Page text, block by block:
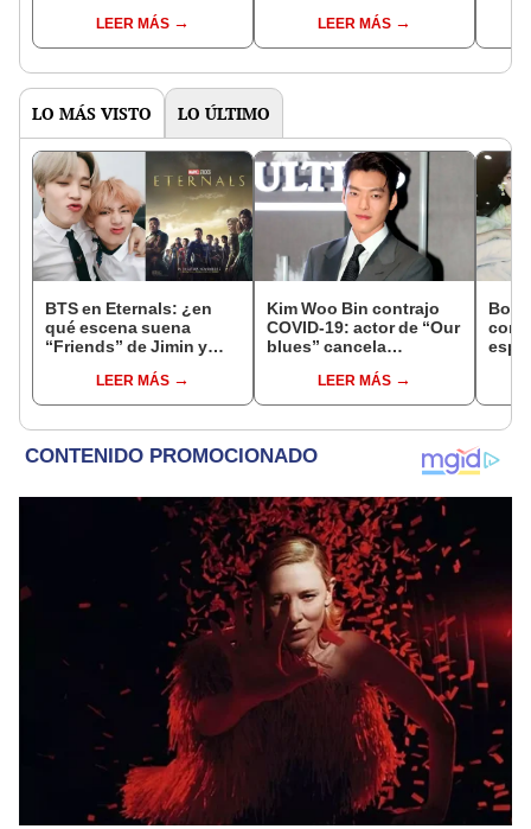
temporadaLEER MÁS LEER MÁS
LO MÁS VISTO LO ÚLTIMO
BTS en Eternals: ¿en
qué escena suena
“Friends” de Jimin y
LEER MÁS
Kim Woo Bin contrajo
COVID-19: actor de “Our
blues” cancela
LEER MÁS